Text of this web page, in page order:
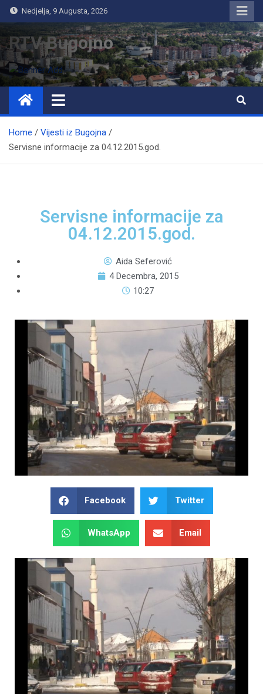
Nedjelja, 9 Augusta, 2026
RTV Bugojno
Home
Vijesti iz Bugojna
Servisne informacije za 04.12.2015.god.
Servisne informacije za
04.12.2015.god.
Aida Seferović
4 Decembra, 2015
10:27
Facebook Twitter
WhatsApp Email